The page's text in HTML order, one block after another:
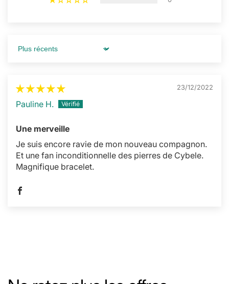
Sort by
23/12/2022
Pauline H.
Une merveille
Je suis encore ravie de mon nouveau compagnon.
Et une fan inconditionnelle des pierres de Cybele.
Magnifique bracelet.